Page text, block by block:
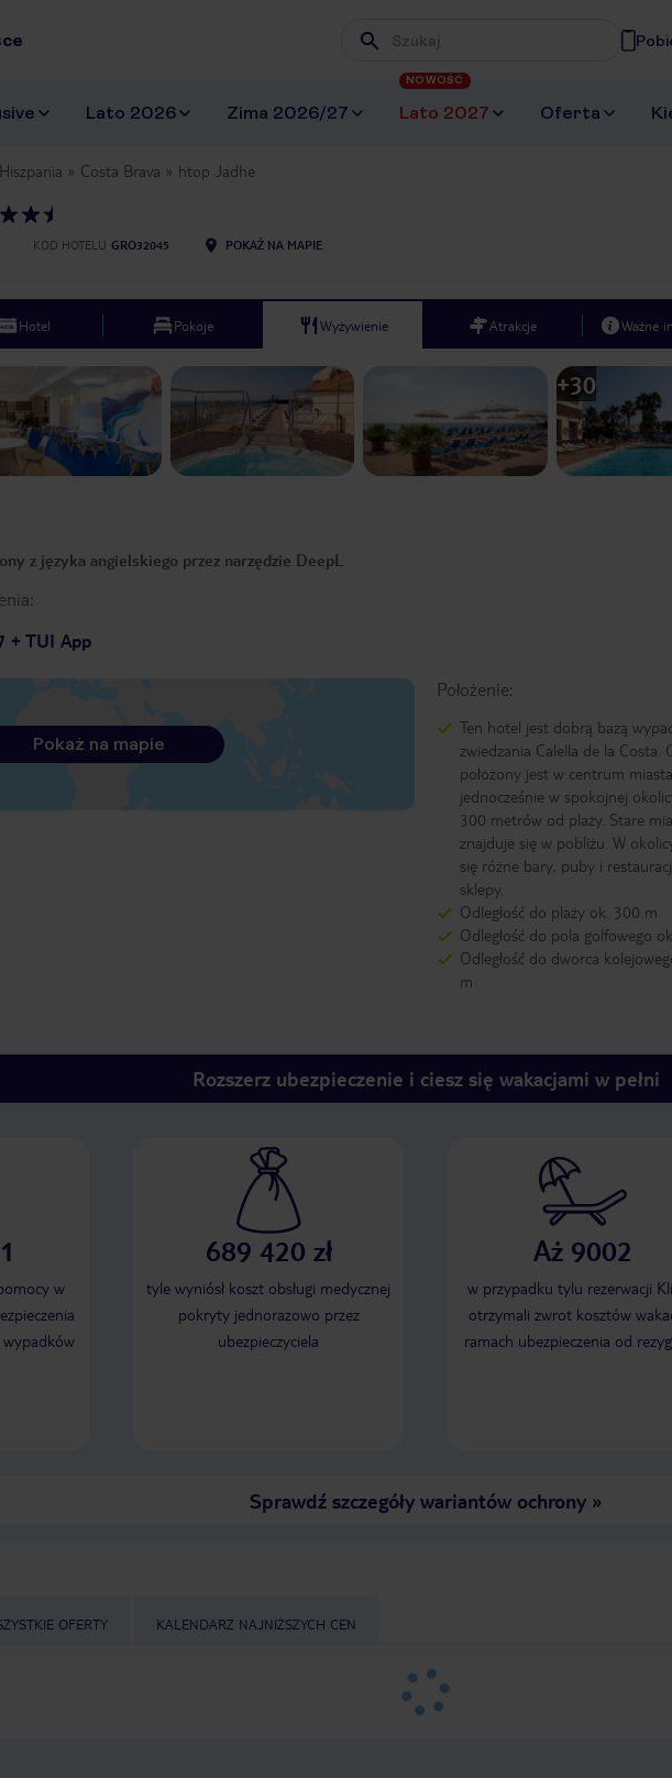
Wpisz frazę, której szukasz
Lato 2026 Zima 2026/27 Lato 2027
NOWOŚĆ
Oferta
Hiszpania Costa Brava htop Jadhe
KOD HOTELU GRO32045 POKAŻ NA MAPIE
Hotel Pokoje Wyżywienie Atrakcje Ważne
+30
z języka angielskiego przez narzędzie DeepL
+ TUI App
Położenie:
Ten hotel jest dobrą bazą
zwiedzania Calella de la Costa.
położony jest w centrum
jednocześnie w spokojnej
300 metrów od plaży. Stare
znajduje się w pobliżu. W
się różne bary, puby i
sklepy.
Odległość do plaży ok. 300 m
Odległość do pola golfowego
Odległość do dworca
m
Pokaż na mapie
Rozszerz ubezpieczenie i ciesz się wakacjami w pełni
w
wypadków
689 420 zł
tyle wyniósł koszt obsługi medycznej
pokryty jednorazowo przez
ubezpieczyciela
Aż 9002
w przypadku tylu rezerwacji
otrzymali zwrot kosztów
ramach ubezpieczenia od
Sprawdź szczegóły wariantów ochrony»
OFERTY KALENDARZ NAJNIŻSZYCH CEN